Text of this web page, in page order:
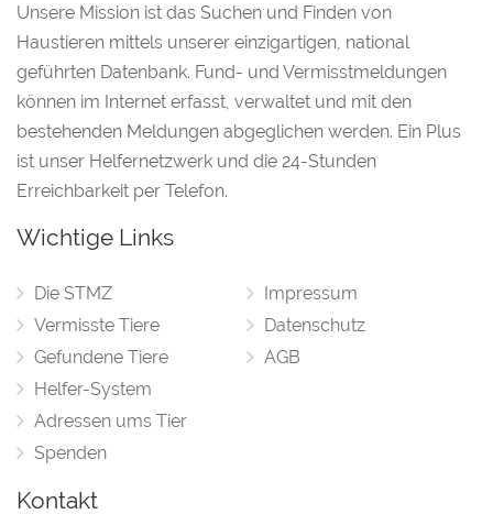
Unsere Mission ist das Suchen und Finden von
Haustieren mittels unserer einzigartigen, national
geführten Datenbank. Fund- und Vermisstmeldungen
können im Internet erfasst, verwaltet und mit den
bestehenden Meldungen abgeglichen werden. Ein Plus
ist unser Helfernetzwerk und die 24-Stunden
Erreichbarkeit per Telefon.
Wichtige Links
Die STMZ
Vermisste Tiere
Gefundene Tiere
Helfer-System
Adressen ums Tier
Spenden
Impressum
Datenschutz
AGB
Kontakt